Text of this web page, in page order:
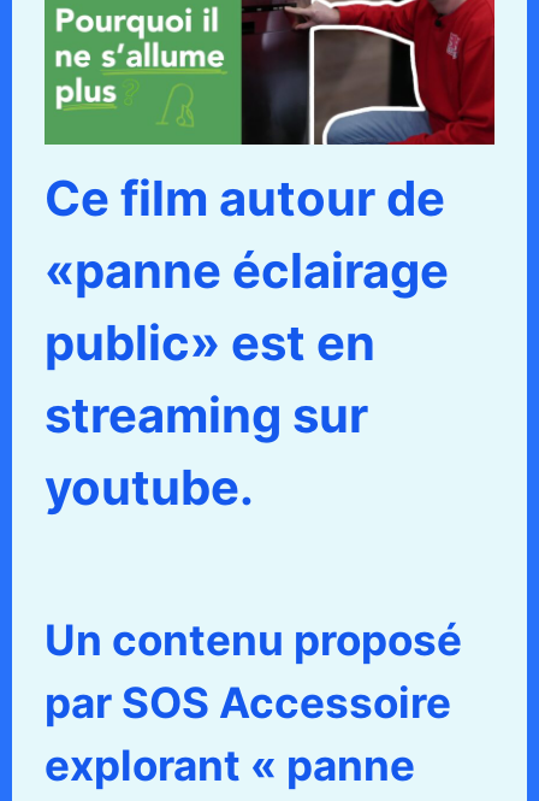
Ce film autour de
«panne éclairage
public» est en
streaming sur
youtube.
Un contenu proposé
par SOS Accessoire
explorant « panne